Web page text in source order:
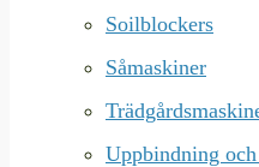
Soilblockers
Såmaskiner
Uppbindning